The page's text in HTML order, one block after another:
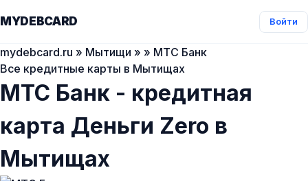
MYDEBCARD Войти
mydebcard.ru » Мытищи » » МТС Банк
Все кредитные карты в Мытищах
МТС Банк - кредитная
карта Деньги Zero в
Мытищах